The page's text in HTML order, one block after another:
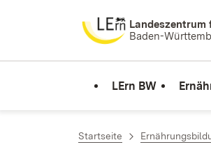
Zum Inhalt springenLandeszentrum
Baden-
LErn BW
Startseite